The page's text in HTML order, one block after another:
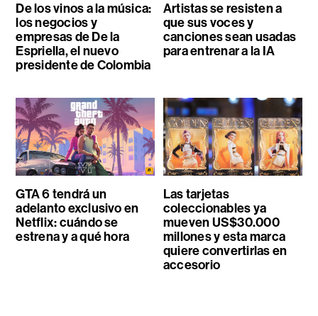
De los vinos a la música:
los negocios y
empresas de De la
Espriella, el nuevo
presidente de Colombia
Artistas se resisten a
que sus voces y
canciones sean usadas
para entrenar a la IA
GTA 6 tendrá un
adelanto exclusivo en
Netflix: cuándo se
estrena y a qué hora
Las tarjetas
coleccionables ya
mueven US$30.000
millones y esta marca
quiere convertirlas en
accesorio